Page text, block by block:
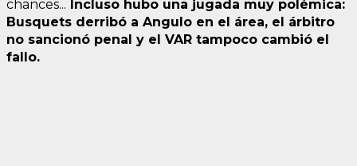
chances... Incluso hubo una jugada muy polémica:
Busquets derribó a Angulo en el área, el árbitro
no sancionó penal y el VAR tampoco cambió el
fallo.